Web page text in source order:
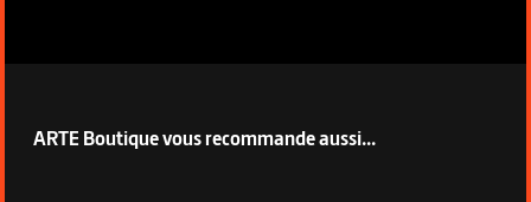
ARTE Boutique vous recommande aussi...